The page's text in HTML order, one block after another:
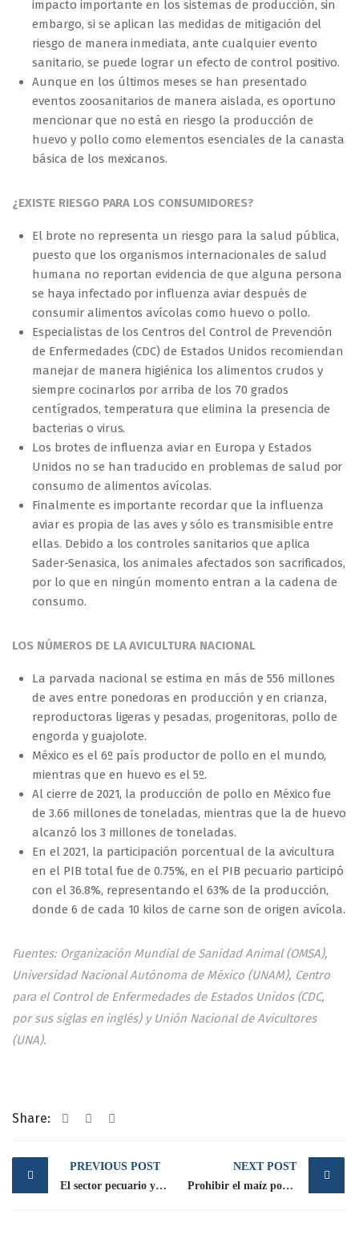
impacto importante en los sistemas de producción, sin
embargo, si se aplican las medidas de mitigación del
riesgo de manera inmediata, ante cualquier evento
sanitario, se puede lograr un efecto de control positivo.
Aunque en los últimos meses se han presentado
eventos zoosanitarios de manera aislada, es oportuno
mencionar que no está en riesgo la producción de
huevo y pollo como elementos esenciales de la canasta
básica de los mexicanos.
¿EXISTE RIESGO PARA LOS CONSUMIDORES?
El brote no representa un riesgo para la salud pública,
puesto que los organismos internacionales de salud
humana no reportan evidencia de que alguna persona
se haya infectado por influenza aviar después de
consumir alimentos avícolas como huevo o pollo.
Especialistas de los Centros del Control de Prevención
de Enfermedades (CDC) de Estados Unidos recomiendan
manejar de manera higiénica los alimentos crudos y
siempre cocinarlos por arriba de los 70 grados
centígrados, temperatura que elimina la presencia de
bacterias o virus.
Los brotes de influenza aviar en Europa y Estados
Unidos no se han traducido en problemas de salud por
consumo de alimentos avícolas.
Finalmente es importante recordar que la influenza
aviar es propia de las aves y sólo es transmisible entre
ellas. Debido a los controles sanitarios que aplica
Sader-Senasica, los animales afectados son sacrificados,
por lo que en ningún momento entran a la cadena de
consumo.
LOS NÚMEROS DE LA AVICULTURA NACIONAL
La parvada nacional se estima en más de 556 millones
de aves entre ponedoras en producción y en crianza,
reproductoras ligeras y pesadas, progenitoras, pollo de
engorda y guajolote.
México es el 6º país productor de pollo en el mundo,
mientras que en huevo es el 5º.
Al cierre de 2021, la producción de pollo en México fue
de 3.66 millones de toneladas, mientras que la de huevo
alcanzó los 3 millones de toneladas.
En el 2021, la participación porcentual de la avicultura
en el PIB total fue de 0.75%, en el PIB pecuario participó
con el 36.8%, representando el 63% de la producción,
donde 6 de cada 10 kilos de carne son de origen avícola.
Fuentes: Organización Mundial de Sanidad Animal (OMSA),
Universidad Nacional Autónoma de México (UNAM), Centro
para el Control de Enfermedades de Estados Unidos (CDC,
por sus siglas en inglés) y Unión Nacional de Avicultores
(UNA).
Share:
Post
navigation
PREVIOUS POST
El sector pecuario y el abasto, los afectados al suspender la importación de maíz modificado GMO: CNA
NEXT POST
Prohibir el maíz pone en riesgo 40% de producción de alimentos